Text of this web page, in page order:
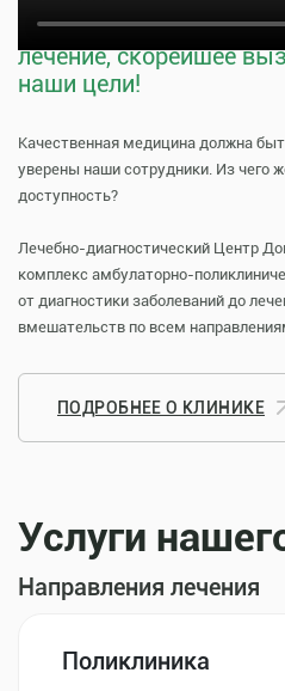
Тщательная
лечение, скорейшее
наши цели!
Качественная медицина должна
уверены наши сотрудники. Из чего
доступность?
Лечебно-диагностический Центр
комплекс амбулаторно-
от диагностики заболеваний до
вмешательств по всем
ПОДРОБНЕЕ О КЛИНИКЕ
Услуги
Направления лечения
Поликлиника